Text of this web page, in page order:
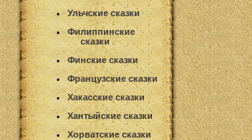
Ульчские сказки
Филиппинские
сказки
Финские сказки
Французские сказки
Хакасские сказки
Хантыйские сказки
Хорватские сказки